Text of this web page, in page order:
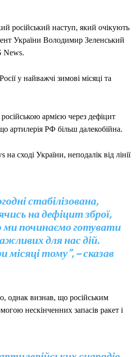
російський наступ, який очікують
України Володимир Зеленський
News.
у найважчі зимові місяці та
армією через дефіцит
артилерія РФ більш далекобійна.
сході України, неподалік від лінії
стабілізована,
на дефіцит зброї,
ми починаємо готувати
для нас дій.
тому”, – сказав
однак визнав, що російським
нескінченних запасів ракет і